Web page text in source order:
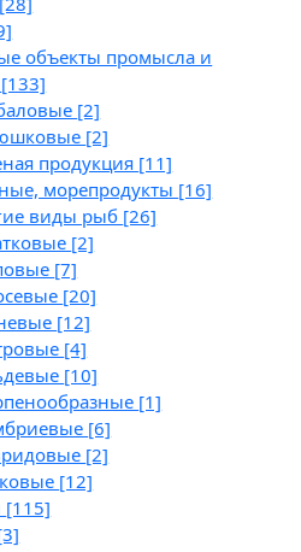
объекты промысла и
[133]
[2]
[2]
продукция [11]
морепродукты [16]
виды рыб [26]
[2]
[7]
[20]
[12]
[4]
[10]
[1]
[6]
[2]
[12]
[115]